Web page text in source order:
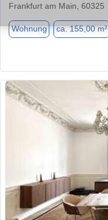
Frankfurt am Main, 60325
Wohnung ca. 155,00 m²